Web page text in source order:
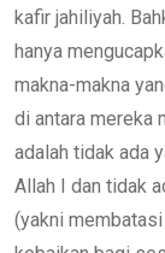
kafir jahiliyah.
hanya
makna-makna
di antara mereka
adalah tidak ada
Allah I dan tidak
(yakni